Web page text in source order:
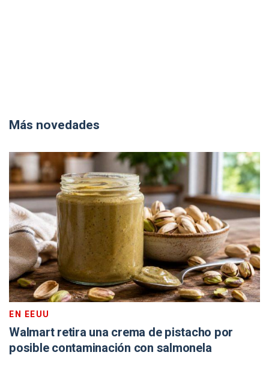
Más novedades
EN EEUU
Walmart retira una crema de pistacho por
posible contaminación con salmonela